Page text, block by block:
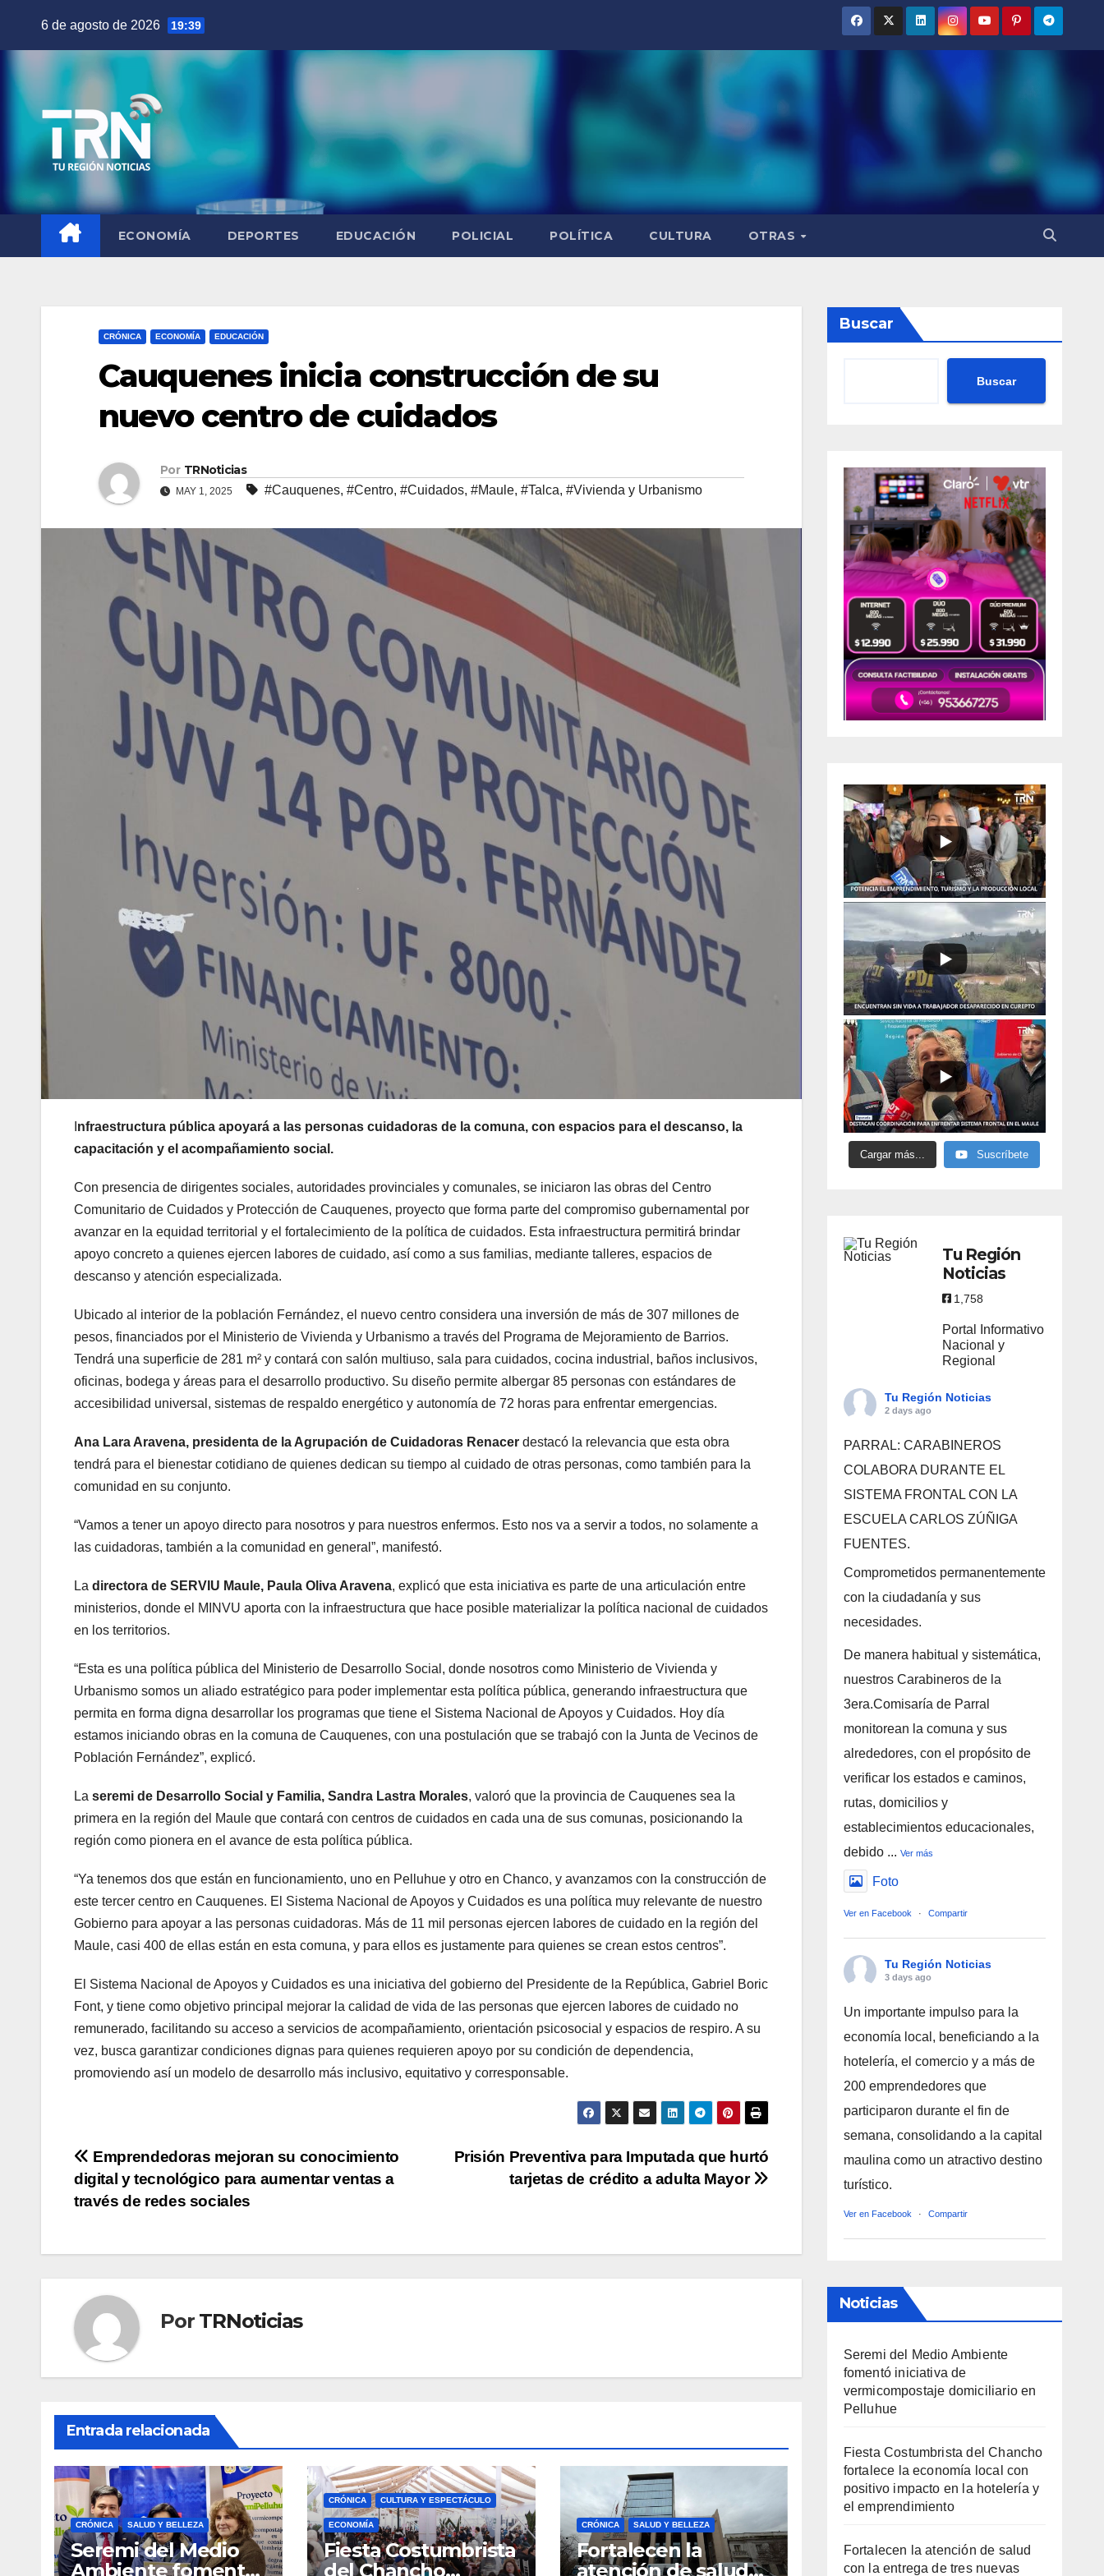
6 de agosto de 2026 19:39
ECONOMÍA DEPORTES EDUCACIÓN POLICIAL POLÍTICA CULTURA OTRAS
CRÓNICA ECONOMÍA EDUCACIÓN
Cauquenes inicia construcción de su
nuevo centro de cuidados
Por TRNoticias
MAY 1, 2025 #Cauquenes, #Centro, #Cuidados, #Maule, #Talca, #Vivienda y Urbanismo
nfraestructura pública apoyará a las personas cuidadoras de la comuna, con espacios para el descanso, la
capacitación y el acompañamiento social.
Con presencia de dirigentes sociales, autoridades provinciales y comunales, se iniciaron las obras del Centro
Comunitario de Cuidados y Protección de Cauquenes, proyecto que forma parte del compromiso gubernamental por
avanzar en la equidad territorial y el fortalecimiento de la política de cuidados. Esta infraestructura permitirá brindar
apoyo concreto a quienes ejercen labores de cuidado, así como a sus familias, mediante talleres, espacios de
descanso y atención especializada.
Ubicado al interior de la población Fernández, el nuevo centro considera una inversión de más de 307 millones de
pesos, financiados por el Ministerio de Vivienda y Urbanismo a través del Programa de Mejoramiento de Barrios.
Tendrá una superficie de 281 m² y contará con salón multiuso, sala para cuidados, cocina industrial, baños inclusivos,
oficinas, bodega y áreas para el desarrollo productivo. Su diseño permite albergar 85 personas con estándares de
accesibilidad universal, sistemas de respaldo energético y autonomía de 72 horas para enfrentar emergencias.
Ana Lara Aravena, presidenta de la Agrupación de Cuidadoras Renacer destacó la relevancia que esta obra
tendrá para el bienestar cotidiano de quienes dedican su tiempo al cuidado de otras personas, como también para la
comunidad en su conjunto.
“Vamos a tener un apoyo directo para nosotros y para nuestros enfermos. Esto nos va a servir a todos, no solamente a
las cuidadoras, también a la comunidad en general”, manifestó.
La directora de SERVIU Maule, Paula Oliva Aravena, explicó que esta iniciativa es parte de una articulación entre
ministerios, donde el MINVU aporta con la infraestructura que hace posible materializar la política nacional de cuidados
en los territorios.
“Esta es una política pública del Ministerio de Desarrollo Social, donde nosotros como Ministerio de Vivienda y
Urbanismo somos un aliado estratégico para poder implementar esta política pública, generando infraestructura que
permita en forma digna desarrollar los programas que tiene el Sistema Nacional de Apoyos y Cuidados. Hoy día
estamos iniciando obras en la comuna de Cauquenes, con una postulación que se trabajó con la Junta de Vecinos de
Población Fernández”, explicó.
La seremi de Desarrollo Social y Familia, Sandra Lastra Morales, valoró que la provincia de Cauquenes sea la
primera en la región del Maule que contará con centros de cuidados en cada una de sus comunas, posicionando la
región como pionera en el avance de esta política pública.
“Ya tenemos dos que están en funcionamiento, uno en Pelluhue y otro en Chanco, y avanzamos con la construcción de
este tercer centro en Cauquenes. El Sistema Nacional de Apoyos y Cuidados es una política muy relevante de nuestro
Gobierno para apoyar a las personas cuidadoras. Más de 11 mil personas ejercen labores de cuidado en la región del
Maule, casi 400 de ellas están en esta comuna, y para ellos es justamente para quienes se crean estos centros”.
El Sistema Nacional de Apoyos y Cuidados es una iniciativa del gobierno del Presidente de la República, Gabriel Boric
Font, y tiene como objetivo principal mejorar la calidad de vida de las personas que ejercen labores de cuidado no
remunerado, facilitando su acceso a servicios de acompañamiento, orientación psicosocial y espacios de respiro. A su
vez, busca garantizar condiciones dignas para quienes requieren apoyo por su condición de dependencia,
promoviendo así un modelo de desarrollo más inclusivo, equitativo y corresponsable.
Navegación
de
Prisión Preventiva para Imputada que hurtó
tarjetas de crédito a adulta Mayor
Emprendedoras mejoran su conocimiento
digital y tecnológico para aumentar ventas a
través de redes sociales
Por TRNoticias
Entrada relacionada
CRÓNICA SALUD Y BELLEZA
Seremi del Medio
Ambiente fomentó
CRÓNICA CULTURA Y ESPECTÁCULO
ECONOMÍA
Fiesta Costumbrista
del Chancho
CRÓNICA SALUD Y BELLEZA
Fortalecen la
atención de salud
Buscar
Buscar
Cargar más... Suscríbete
Tu Región
Noticias
1,758
Portal Informativo
Nacional y
Regional
Tu Región Noticias
2 days ago
PARRAL: CARABINEROS
COLABORA DURANTE EL
SISTEMA FRONTAL CON LA
ESCUELA CARLOS ZÚÑIGA
FUENTES.
Comprometidos permanentemente
con la ciudadanía y sus
necesidades.
De manera habitual y sistemática,
nuestros Carabineros de la
3era.Comisaría de Parral
monitorean la comuna y sus
alrededores, con el propósito de
verificar los estados e caminos,
rutas, domicilios y
establecimientos educacionales,
debido ... Ver más
Foto
Ver en Facebook · Compartir
Tu Región Noticias
3 days ago
Un importante impulso para la
economía local, beneficiando a la
hotelería, el comercio y a más de
200 emprendedores que
participaron durante el fin de
semana, consolidando a la capital
maulina como un atractivo destino
turístico.
Ver en Facebook · Compartir
Noticias
Seremi del Medio Ambiente
fomentó iniciativa de
vermicompostaje domiciliario en
Pelluhue
Fiesta Costumbrista del Chancho
fortalece la economía local con
positivo impacto en la hotelería y
el emprendimiento
Fortalecen la atención de salud
con la entrega de tres nuevas